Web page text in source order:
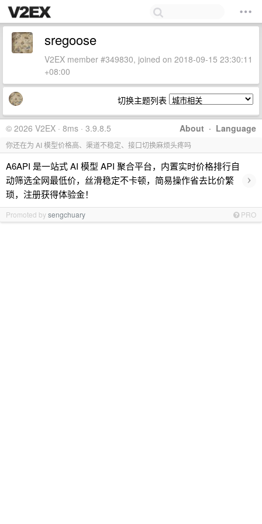
sregoose
V2EX member #349830, joined on 2018-09-15 23:30:11
+08:00
切换主题列表
About · Language
© 2026 V2EX · 8ms · 3.9.8.5
你还在为 AI 模型价格高、渠道不稳定、接口切换麻烦头疼吗
A6API 是一站式 AI 模型 API 聚合平台，内置实时价格排行自
动筛选全网最低价，丝滑稳定不卡顿，简易操作省去比价繁
琐，注册获得体验金！
›
Promoted bysengchuary PRO